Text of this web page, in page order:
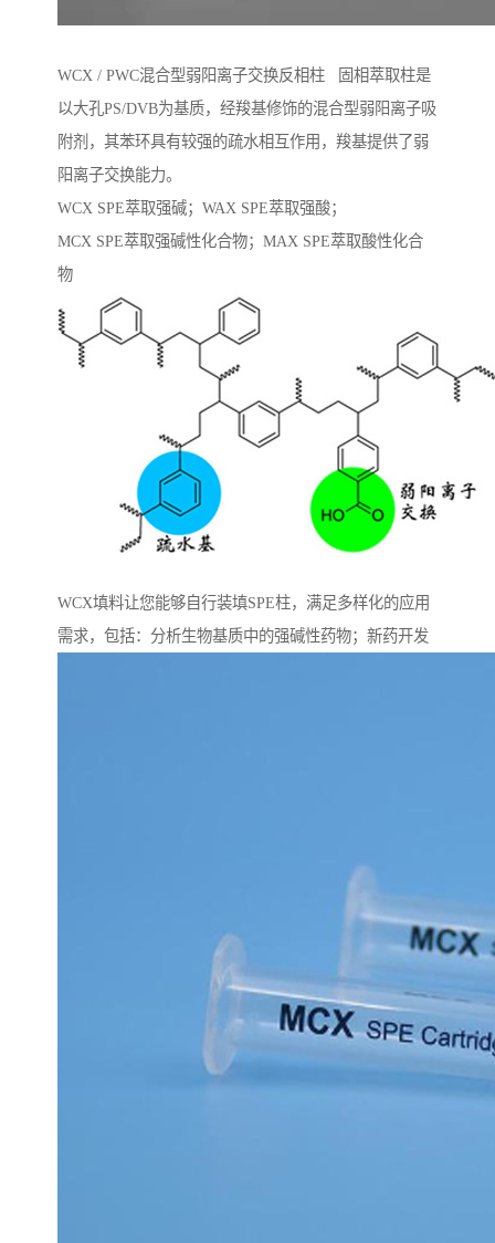
WCX / PWC混合型弱阳离子交换反相柱 固相萃取柱是
以大孔PS/DVB为基质，经羧基修饰的混合型弱阳离子吸
附剂，其苯环具有较强的疏水相互作用，羧基提供了弱
阳离子交换能力。
WCX SPE萃取强碱；WAX SPE萃取强酸；
MCX SPE萃取强碱性化合物；MAX SPE萃取酸性化合
物
WCX填料让您能够自行装填SPE柱，满足多样化的应用
需求，包括：分析生物基质中的强碱性药物；新药开发